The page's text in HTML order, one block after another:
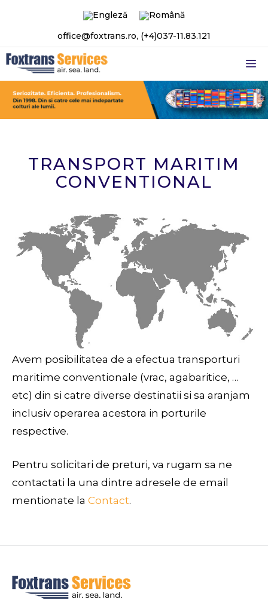
conținut
office@foxtrans.ro, (+4)037-11.83.121
TRANSPORT MARITIM
CONVENTIONAL
Avem posibilitatea de a efectua transporturi
maritime conventionale (vrac, agabaritice, …
etc) din si catre diverse destinatii si sa aranjam
inclusiv operarea acestora in porturile
respective.
Pentru solicitari de preturi, va rugam sa ne
contactati la una dintre adresele de email
mentionate la Contact.